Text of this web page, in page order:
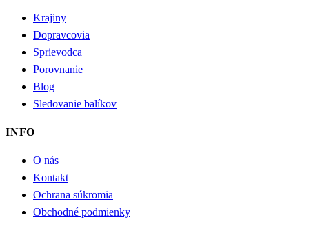
Krajiny
Dopravcovia
Sprievodca
Porovnanie
Blog
Sledovanie balíkov
INFO
O nás
Kontakt
Ochrana súkromia
Obchodné podmienky